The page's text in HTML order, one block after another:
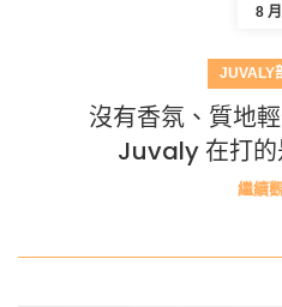
8 月
JUVALY
沒有香氛、質地
Juvaly 在打的
繼續